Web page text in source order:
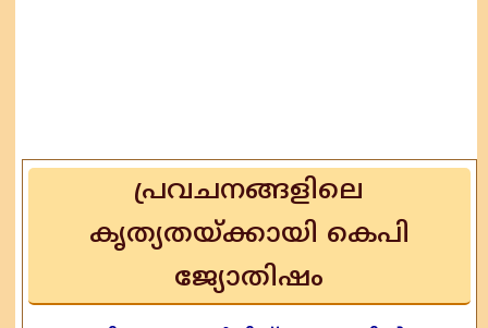
പ്രവചനങ്ങളിലെ
കൃത്യതയ്ക്കായി കെപി
ജ്യോതിഷം